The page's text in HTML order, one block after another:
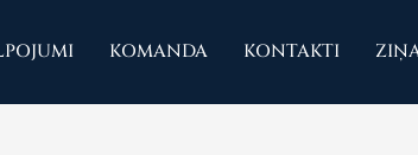
KOMANDA KONTAKTI